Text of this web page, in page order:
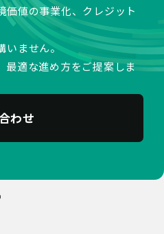
価値の事業化、クレジット
いません。
最適な進め方をご提案しま
わせ